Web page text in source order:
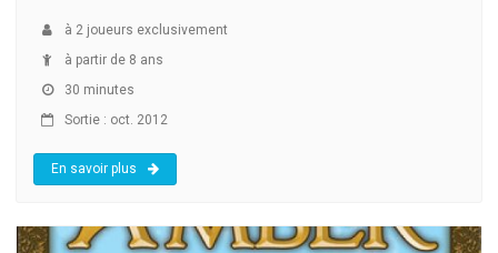
à 2 joueurs exclusivement
à partir de 8 ans
30 minutes
Sortie : oct. 2012
En savoir plus